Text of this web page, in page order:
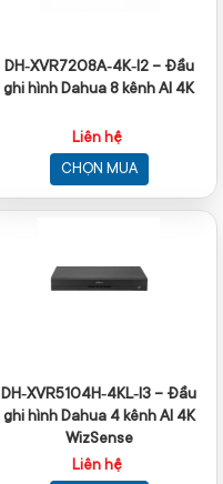
DH‑XVR7208A‑4K‑I2 – Đầu
ghi hình Dahua 8 kênh AI 4K
Liên hệ
CHỌN MUA
DH‑XVR5104H‑4KL‑I3 – Đầu
ghi hình Dahua 4 kênh AI 4K
WizSense
Liên hệ